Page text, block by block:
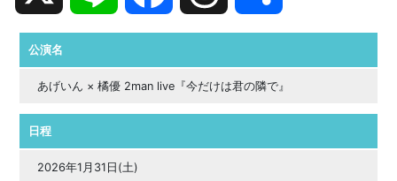
有
公演名
あげいん × 橘優 2man live『今だけは君の隣で』
日程
2026年1月31日(土)